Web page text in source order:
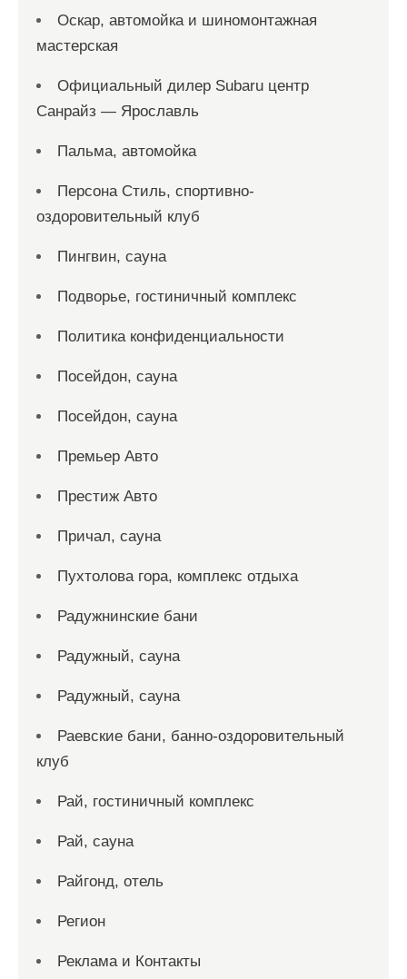
Оскар, автомойка и шиномонтажная
мастерская
Официальный дилер Subaru центр
Санрайз — Ярославль
Пальма, автомойка
Персона Стиль, спортивно-
оздоровительный клуб
Пингвин, сауна
Подворье, гостиничный комплекс
Политика конфиденциальности
Посейдон, сауна
Посейдон, сауна
Премьер Авто
Престиж Авто
Причал, сауна
Пухтолова гора, комплекс отдыха
Радужнинские бани
Радужный, сауна
Радужный, сауна
Раевские бани, банно-оздоровительный
клуб
Рай, гостиничный комплекс
Рай, сауна
Райгонд, отель
Регион
Реклама и Контакты